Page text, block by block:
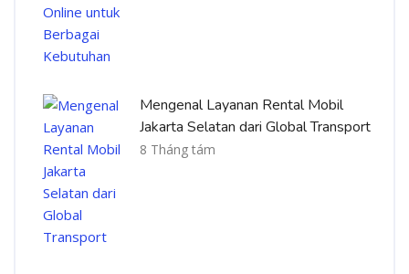
Mengenal Layanan Rental Mobil
Jakarta Selatan dari Global Transport
8 Tháng tám